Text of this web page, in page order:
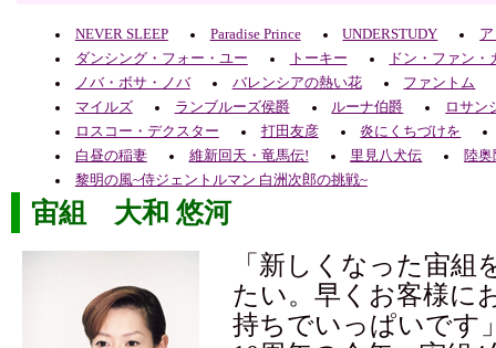
NEVER SLEEP Paradise Prince UNDERSTUDY
ダンシング・フォー・ユー
トーキー
ドン・ファン・
ノバ・ボサ・ノバ
バレンシアの熱い花
ファントム
マイルズ
ランブルーズ侯爵 ルーナ伯爵
ロサン
ロスコー・デクスター
打田友彦
炎にくちづけを
白昼の稲妻
維新回天・竜馬伝! 里見八犬伝
陸
黎明の風~侍ジェントルマン 白洲次郎の挑戦~
宙組 大和 悠河
「新しくなった宙組
たい。早くお客様に
持ちでいっぱいです